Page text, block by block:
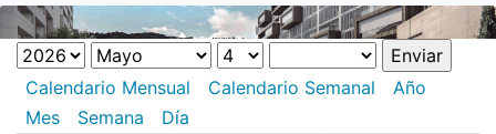
Calendario Mensual Calendario Semanal
Año
Mes
Semana
Día